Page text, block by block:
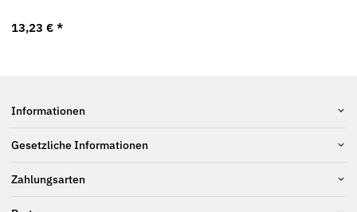
13,23 € *
Informationen
Gesetzliche Informationen
Zahlungsarten